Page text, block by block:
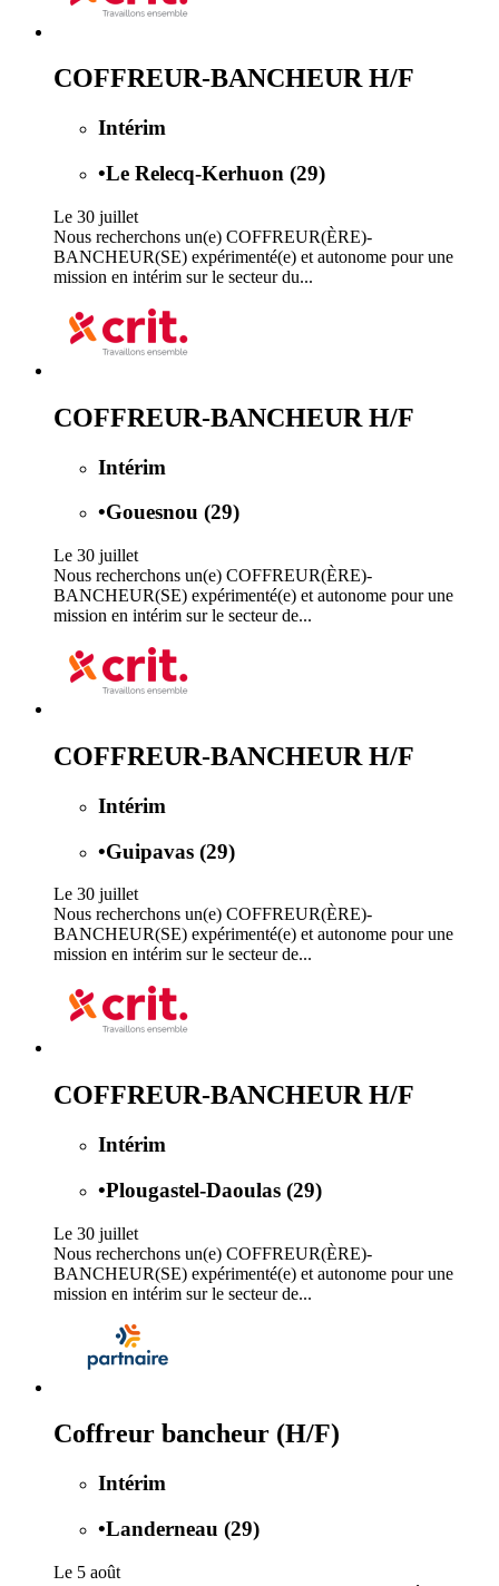
COFFREUR-BANCHEUR H/F
Intérim
•Le Relecq-Kerhuon (29)
Le 30 juillet
Nous recherchons un(e) COFFREUR(ÈRE)-
BANCHEUR(SE) expérimenté(e) et autonome pour une
mission en intérim sur le secteur du...
COFFREUR-BANCHEUR H/F
Intérim
•Gouesnou (29)
Le 30 juillet
Nous recherchons un(e) COFFREUR(ÈRE)-
BANCHEUR(SE) expérimenté(e) et autonome pour une
mission en intérim sur le secteur de...
COFFREUR-BANCHEUR H/F
Intérim
•Guipavas (29)
Le 30 juillet
Nous recherchons un(e) COFFREUR(ÈRE)-
BANCHEUR(SE) expérimenté(e) et autonome pour une
mission en intérim sur le secteur de...
COFFREUR-BANCHEUR H/F
Intérim
•Plougastel-Daoulas (29)
Le 30 juillet
Nous recherchons un(e) COFFREUR(ÈRE)-
BANCHEUR(SE) expérimenté(e) et autonome pour une
mission en intérim sur le secteur de...
Coffreur bancheur (H/F)
Intérim
•Landerneau (29)
Le 5 août